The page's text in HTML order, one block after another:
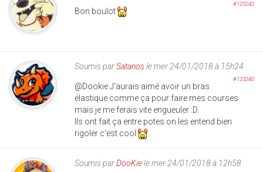
#123242
Bon boulot
Soumis parSatanosle mer 24/01/2018 à 15h24
#123240
@Dookie J'aurais aimé avoir un bras
élastique comme ça pour faire mes courses
mais je me ferais vite engueuler :D.
Ils ont fait ça entre potes on les entend bien
rigoler c'est cool
Soumis parDooKiele mer 24/01/2018 à 12h58